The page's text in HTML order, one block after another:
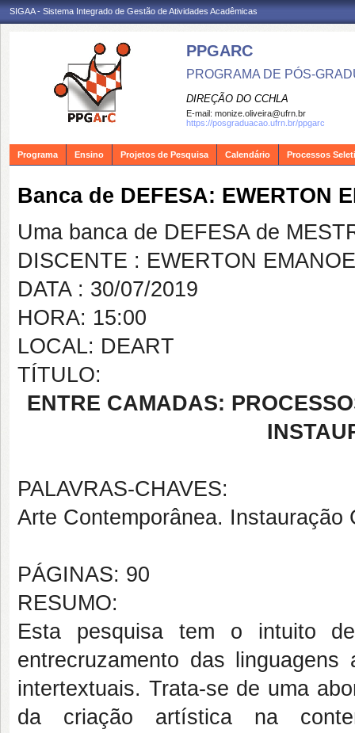
SIGAA - Sistema Integrado de Gestão de Atividades Acadêmicas
PPGARC
PROGRAMA DE PÓS-
DIREÇÃO DO CCHLA
E-mail: monize.oliveira@ufrn.br
https://posgraduacao.ufrn.br/ppgarc
Programa Ensino Projetos de Pesquisa Calendário Processos
Banca de DEFESA: EWERTON
Uma banca de DEFESA de
DISCENTE : EWERTON
DATA : 30/07/2019
HORA: 15:00
LOCAL: DEART
TÍTULO:
ENTRE CAMADAS:
PALAVRAS-CHAVES:
Arte Contemporânea.
PÁGINAS: 90
RESUMO:
Esta pesquisa tem o intuito
entrecruzamento das
intertextuais. Trata-se de uma
da criação artística na